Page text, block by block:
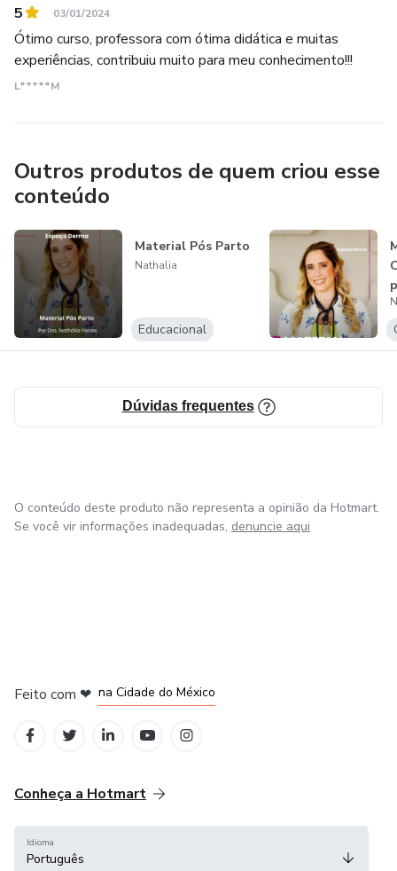
5 03/01/2024
Ótimo curso, professora com ótima didática e muitas
experiências, contribuiu muito para meu conhecimento!!!
L*****M
Outros produtos de quem criou esse
conteúdo
Material Pós Parto
Nathalia
Educacional
Dúvidas frequentes
O conteúdo deste produto não representa a opinião da Hotmart.
Se você vir informações inadequadas, denuncie aqui
Feito com ❤ na Cidade do México
Conheça a Hotmart
Idioma
Português